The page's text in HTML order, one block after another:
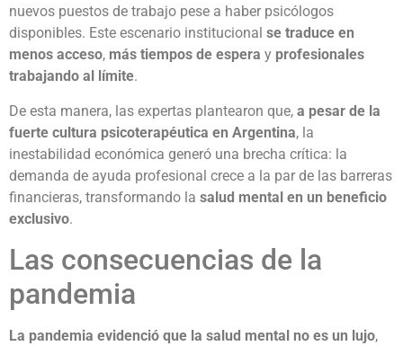
nuevos puestos de trabajo pese a haber psicólogos
disponibles. Este escenario institucional se traduce en
menos acceso, más tiempos de espera y profesionales
trabajando al límite.
De esta manera, las expertas plantearon que, a pesar de la
fuerte cultura psicoterapéutica en Argentina, la
inestabilidad económica generó una brecha crítica: la
demanda de ayuda profesional crece a la par de las barreras
financieras, transformando la salud mental en un beneficio
exclusivo.
Las consecuencias de la
pandemia
La pandemia evidenció que la salud mental no es un lujo,